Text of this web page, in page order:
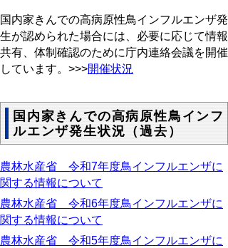
国内家きんでの高病原性鳥インフルエンザ発
生が認められた場合には、必要に応じて情報
共有、体制確認のために庁内連絡会議を開催
しています。>>>開催状況
国内家きんでの高病原性鳥インフ
ルエンザ発生状況（過去）
農林水産省 令和7年度鳥インフルエンザに
関する情報について
農林水産省 令和6年度鳥インフルエンザに
関する情報について
農林水産省 令和5年度鳥インフルエンザに